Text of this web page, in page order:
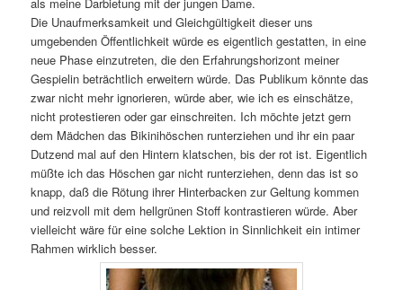
Die Unaufmerksamkeit und Gleichgültigkeit dieser uns
umgebenden Öffentlichkeit würde es eigentlich gestatten, in eine
neue Phase einzutreten, die den Erfahrungshorizont meiner
Gespielin beträchtlich erweitern würde. Das Publikum könnte das
zwar nicht mehr ignorieren, würde aber, wie ich es einschätze,
nicht protestieren oder gar einschreiten. Ich möchte jetzt gern
dem Mädchen das Bikinihöschen runterziehen und ihr ein paar
Dutzend mal auf den Hintern klatschen, bis der rot ist. Eigentlich
müßte ich das Höschen gar nicht runterziehen, denn das ist so
knapp, daß die Rötung ihrer Hinterbacken zur Geltung kommen
und reizvoll mit dem hellgrünen Stoff kontrastieren würde. Aber
vielleicht wäre für eine solche Lektion in Sinnlichkeit ein intimer
Rahmen wirklich besser.